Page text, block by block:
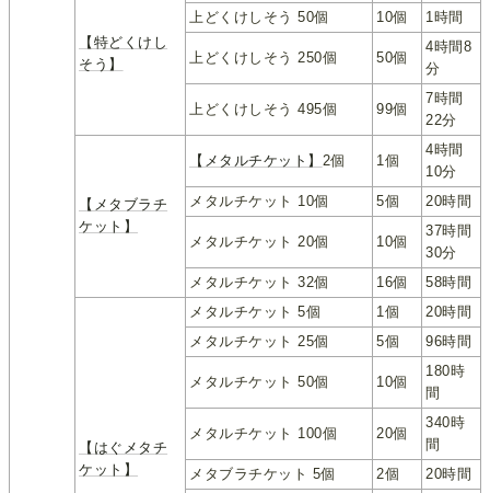
【特どくけし
そう】
上どくけしそう 50個
10個 1時間
上どくけしそう 250個 50個
4時間8
分
上どくけしそう 495個 99個
7時間
22分
【メタブラチ
ケット】
【メタルチケット】 2個 1個
4時間
10分
メタルチケット 10個
5個 20時間
メタルチケット 20個 10個
37時間
30分
メタルチケット 32個
16個 58時間
【はぐメタチ
ケット】
メタルチケット 5個 1個
20時間
メタルチケット 25個
5個 96時間
メタルチケット 50個 10個
180時
間
メタルチケット 100個 20個
340時
間
メタブラチケット 5個
2個
20時間